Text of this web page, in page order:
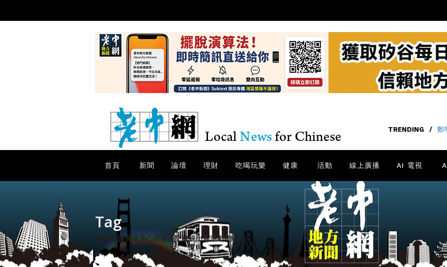
TRENDING / 鄭
首頁 新聞 論壇 理財 吃喝玩樂 健康 活動 線上廣播 AI 電視
Tag
聯邦眾議員趙美心和蔡英文總統出席活動的講話